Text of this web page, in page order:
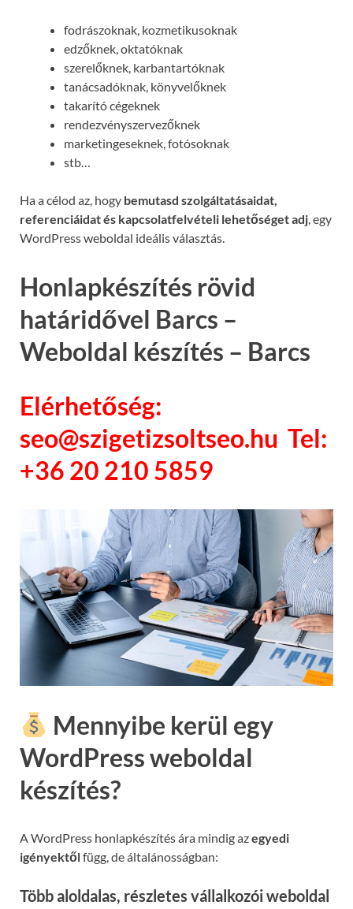
fodrászoknak, kozmetikusoknak
edzőknek, oktatóknak
szerelőknek, karbantartóknak
tanácsadóknak, könyvelőknek
takarító cégeknek
rendezvényszervezőknek
marketingeseknek, fotósoknak
stb…
Ha a célod az, hogy bemutasd szolgáltatásaidat,
referenciáidat és kapcsolatfelvételi lehetőséget adj , egy
WordPress weboldal ideális választás.
Honlapkészítés rövid
határidővel Barcs –
Weboldal készítés – Barcs
Elérhetőség:
seo@szigetizsoltseo.hu Tel:
+36 20 210 5859
Mennyibe kerül egy
WordPress weboldal
készítés?
A WordPress honlapkészítés ára mindig azegyedi
igényektőlfügg, de általánosságban:
Több aloldalas, részletes vállalkozói weboldal